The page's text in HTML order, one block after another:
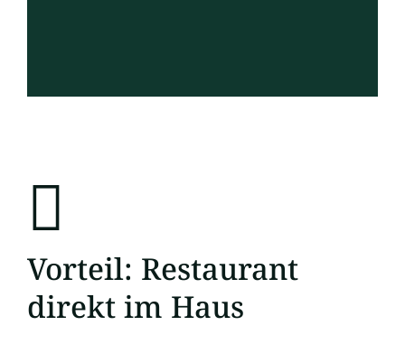
Vorteil: Restaurant
direkt im Haus